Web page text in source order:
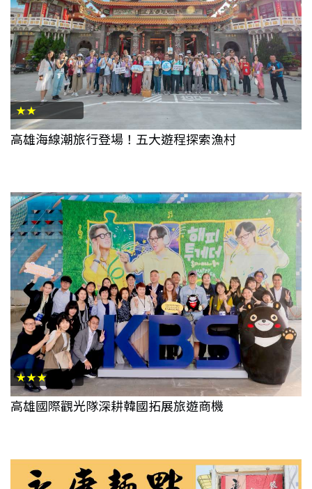
★★
高雄海線潮旅行登場！五大遊程探索漁村
★★★
高雄國際觀光隊深耕韓國拓展旅遊商機